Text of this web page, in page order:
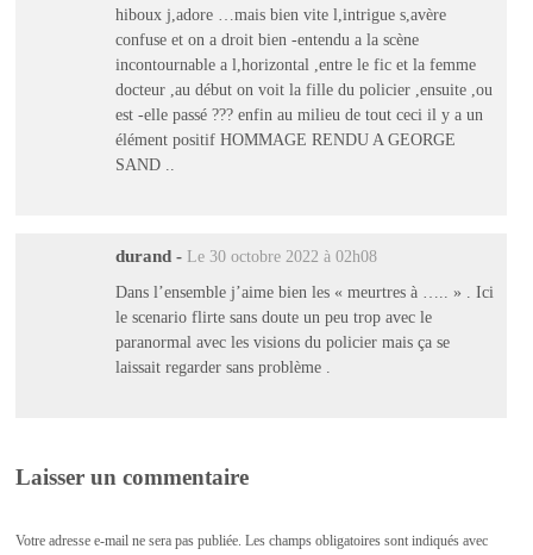
hiboux j,adore …mais bien vite l,intrigue s,avère
confuse et on a droit bien -entendu a la scène
incontournable a l,horizontal ,entre le fic et la femme
docteur ,au début on voit la fille du policier ,ensuite ,ou
est -elle passé ??? enfin au milieu de tout ceci il y a un
élément positif HOMMAGE RENDU A GEORGE
SAND ..
durand - Le 30 octobre 2022 à 02h08
Dans l’ensemble j’aime bien les « meurtres à ….. » . Ici
le scenario flirte sans doute un peu trop avec le
paranormal avec les visions du policier mais ça se
laissait regarder sans problème .
Laisser un commentaire
Votre adresse e-mail ne sera pas publiée. Les champs obligatoires sont indiqués avec